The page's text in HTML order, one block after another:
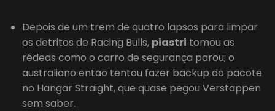
Depois de um trem de quatro lapsos para limpar
os detritos de Racing Bulls, piastri tomou as
rédeas como o carro de segurança parou; o
australiano então tentou fazer backup do pacote
no Hangar Straight, que quase pegou Verstappen
sem saber.